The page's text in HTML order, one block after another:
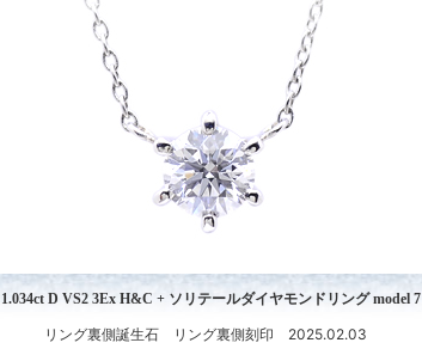
1.034ct D VS2 3Ex H&C + ソリテールダイヤモンドリング model 7
リング裏側誕生石 リング裏側刻印 2025.02.03